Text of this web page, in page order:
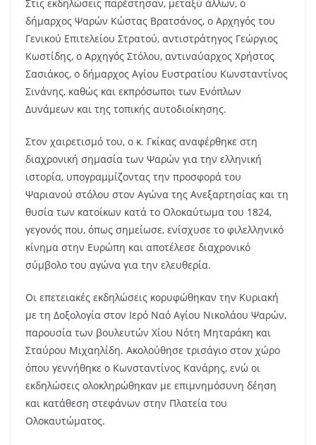
Στις εκδηλώσεις παρέστησαν, μεταξύ άλλων, ο
δήμαρχος Ψαρών Κώστας Βρατσάνος, ο Αρχηγός του
Γενικού Επιτελείου Στρατού, αντιστράτηγος Γεώργιος
Κωστίδης, ο Αρχηγός Στόλου, αντιναύαρχος Χρήστος
Σασιάκος, ο δήμαρχος Αγίου Ευστρατίου Κωνσταντίνος
Σινάνης, καθώς και εκπρόσωποι των Ενόπλων
Δυνάμεων και της τοπικής αυτοδιοίκησης.
Στον χαιρετισμό του, ο κ. Γκίκας αναφέρθηκε στη
διαχρονική σημασία των Ψαρών για την ελληνική
ιστορία, υπογραμμίζοντας την προσφορά του
Ψαριανού στόλου στον Αγώνα της Ανεξαρτησίας και τη
θυσία των κατοίκων κατά το Ολοκαύτωμα του 1824,
γεγονός που, όπως σημείωσε, ενίσχυσε το φιλελληνικό
κίνημα στην Ευρώπη και αποτέλεσε διαχρονικό
σύμβολο του αγώνα για την ελευθερία.
Οι επετειακές εκδηλώσεις κορυφώθηκαν την Κυριακή
με τη Δοξολογία στον Ιερό Ναό Αγίου Νικολάου Ψαρών,
παρουσία των βουλευτών Χίου Νότη Μηταράκη και
Σταύρου Μιχαηλίδη. Ακολούθησε τρισάγιο στον χώρο
όπου γεννήθηκε ο Κωνσταντίνος Κανάρης, ενώ οι
εκδηλώσεις ολοκληρώθηκαν με επιμνημόσυνη δέηση
και κατάθεση στεφάνων στην Πλατεία του
Ολοκαυτώματος.